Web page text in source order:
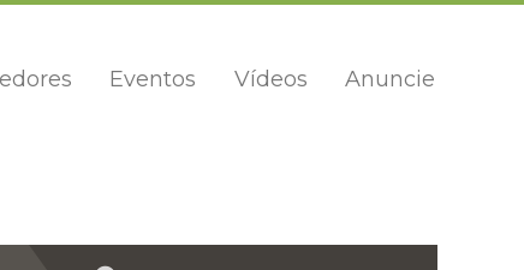
Eventos Vídeos Anuncie